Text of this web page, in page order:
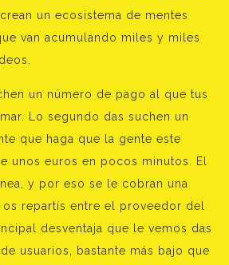
un ecosistema de mentes
van acumulando miles y miles
un número de pago al que tus
Lo segundo das suchen un
que haga que la gente este
unos euros en pocos minutos. El
y por eso se le cobran una
repartís entre el proveedor del
desventaja que le vemos das
usuarios, bastante más bajo que